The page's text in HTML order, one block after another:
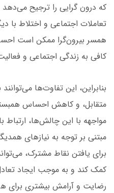
که درون گرایی را ترجیح
تعاملات اجتماعی و اختلاط با
همسر بیرون‌گرا ممکن است
کافی به زندگی اجتماعی و
بنابراین، این تفاوت‌ها
متقابل، و کاهش احساس
مواجهه با این چالش‌ها، ارتباط
مبتنی بر توجه به نیازهای
برای یافتن نقاط مشترک،
کمک کند و به موجب ایجاد
رضایت و آرامش بیشتری برای